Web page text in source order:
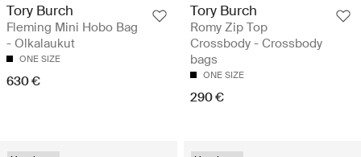
Tory Burch
Fleming Mini Hobo Bag
- Olkalaukut
ONE SIZE
630 €
Tory Burch
Romy Zip Top
Crossbody - Crossbody
bags
ONE SIZE
290 €